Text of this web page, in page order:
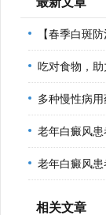
【春季白斑防
吃对食物，
多种慢性病
老年白癜风
老年白癜风
相关文章